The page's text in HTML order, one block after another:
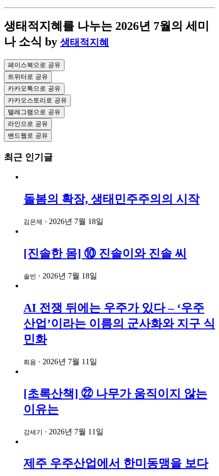
생태적지혜를 나누는 2026년 7월의 세미
나 소식 by 생태적지혜
페이스북으로 공유
트위터로 공유
카카오톡으로 공유
카카오스토리로 공유
텔레그램으로 공유
라인으로 공유
밴드웹로 공유
최근 인기글
돌봄의 확장, 생태민주주의의 시작
김은제 · 2026년 7월 18일
[진솔한 몸] ⑩ 진솔이와 진솔 씨
솔빈 · 2026년 7월 18일
AI 전쟁 뒤에는 우주가 있다 – ‘우주
산업’이라는 이름의 군사화와 지구 식
민화
희음 · 2026년 7월 11일
[초록산책] ㉒ 나무가 움직이지 않는
이유는
강세기 · 2026년 7월 11일
제주 우주산업에서 한미동맹을 보다